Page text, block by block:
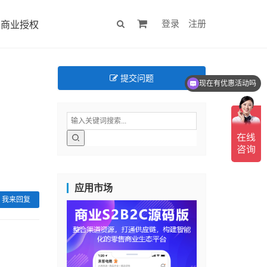
商业授权 登录 注册
我来回复
提交问题
应用市场
可以介绍下你们的产品么
现在有优惠活动吗